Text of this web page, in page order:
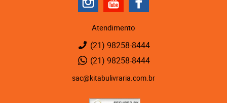
Atendimento
(21) 98258-8444
(21) 98258-8444
sac@kitabulivraria.com.br